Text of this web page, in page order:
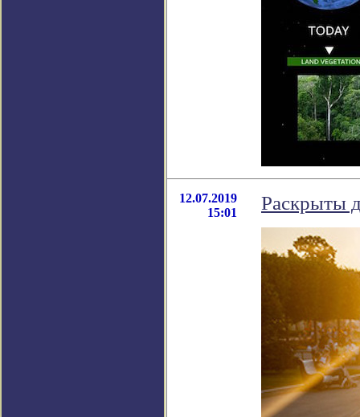
12.07.2019
15:01
Раскрыты